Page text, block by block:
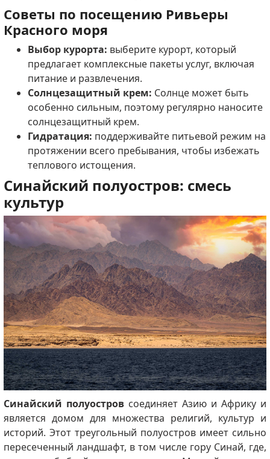
Советы по посещению Ривьеры
Красного моря
Выбор курорта: выберите курорт, который
предлагает комплексные пакеты услуг, включая
питание и развлечения.
Солнцезащитный крем: Солнце может быть
особенно сильным, поэтому регулярно наносите
солнцезащитный крем.
Гидратация: поддерживайте питьевой режим на
протяжении всего пребывания, чтобы избежать
теплового истощения.
Синайский полуостров: смесь
культур
Синайский полуостровсоединяет Азию и Африку и
является домом для множества религий, культур и
историй. Этот треугольный полуостров имеет сильно
пересеченный ландшафт, в том числе гору Синай, где,